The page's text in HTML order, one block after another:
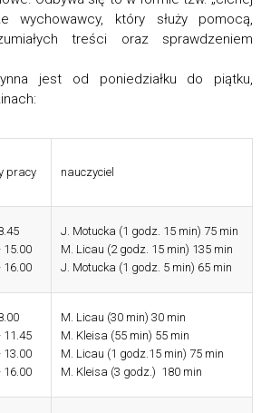
wychowawcy, który służy pomocą,
treści oraz sprawdzeniem
jest od poniedziałku do piątku,
pracy nauczyciel
15.00
16.00
J. Motucka (1 godz. 15 min) 75 min
M. Licau (2 godz. 15 min) 135 min
J. Motucka (1 godz. 5 min) 65 min
11.45
13.00
16.00
M. Licau (30 min) 30 min
M. Kleisa (55 min) 55 min
M. Licau (1 godz.15 min) 75 min
M. Kleisa (3 godz.) 180 min